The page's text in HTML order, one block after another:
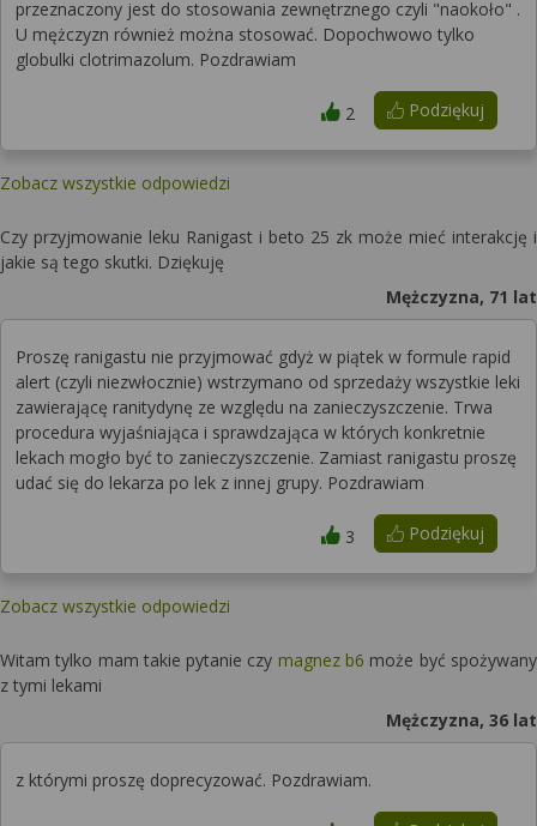
przeznaczony jest do stosowania zewnętrznego czyli "naokoło" .
U mężczyzn również można stosować. Dopochwowo tylko
globulki clotrimazolum. Pozdrawiam
Podziękuj
2
Zobacz wszystkie odpowiedzi
Czy przyjmowanie leku Ranigast i beto 25 zk może mieć interakcję i
jakie są tego skutki. Dziękuję
Mężczyzna, 71 lat
Proszę ranigastu nie przyjmować gdyż w piątek w formule rapid
alert (czyli niezwłocznie) wstrzymano od sprzedaży wszystkie leki
zawierającę ranitydynę ze względu na zanieczyszczenie. Trwa
procedura wyjaśniająca i sprawdzająca w których konkretnie
lekach mogło być to zanieczyszczenie. Zamiast ranigastu proszę
udać się do lekarza po lek z innej grupy. Pozdrawiam
Podziękuj
3
Zobacz wszystkie odpowiedzi
Witam tylko mam takie pytanie czy magnez b6 może być spożywany
z tymi lekami
Mężczyzna, 36 lat
z którymi proszę doprecyzować. Pozdrawiam.